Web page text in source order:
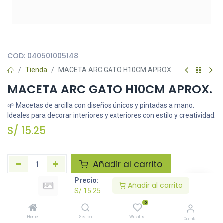
Precio:
S/ 15.25
Añadir al carrito
Home Search
0
Wishlist Cuenta
COD: 040501005148
Tienda MACETA ARC GATO H10CM APROX.
MACETA ARC GATO H10CM APROX.
🌱 Macetas de arcilla con diseños únicos y pintadas a mano.
Ideales para decorar interiores y exteriores con estilo y creatividad.
S/ 15.25
Añadir al carrito
Agregar a la lista de deseos
Solicitar imágenes /información